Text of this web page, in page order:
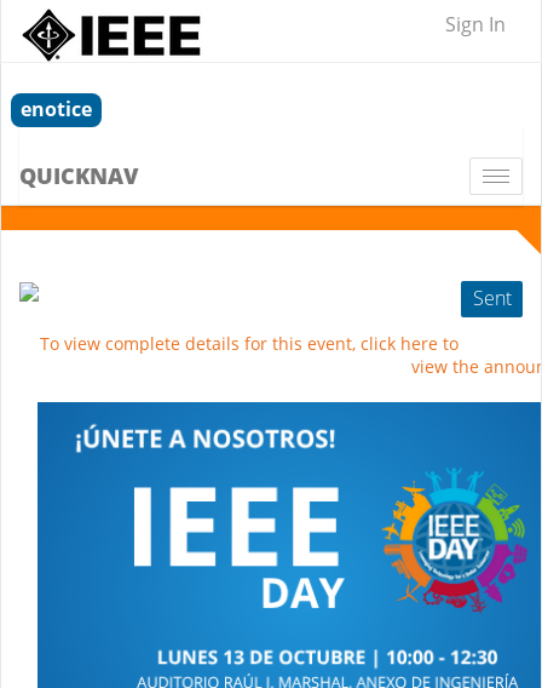
Sign In
enotice
QUICKNAV
Sent
To view complete details for this event, click here to
view the